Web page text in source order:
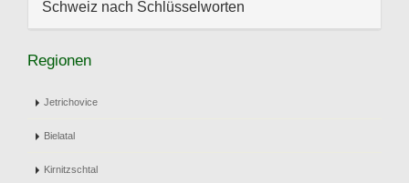
Schweiz nach Schlüsselworten
Regionen
Jetrichovice
Bielatal
Kirnitzschtal